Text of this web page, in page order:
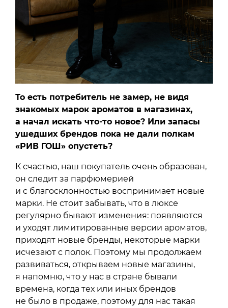
То есть потребитель не замер, не видя
знакомых марок ароматов в магазинах,
а начал искать что-то новое? Или запасы
ушедших брендов пока не дали полкам
«РИВ ГОШ» опустеть?
К счастью, наш покупатель очень образован,
он следит за парфюмерией
и с благосклонностью воспринимает новые
марки. Не стоит забывать, что в люксе
регулярно бывают изменения: появляются
и уходят лимитированные версии ароматов,
приходят новые бренды, некоторые марки
исчезают с полок. Поэтому мы продолжаем
развиваться, открываем новые магазины,
я напомню, что у нас в стране бывали
времена, когда тех или иных брендов
не было в продаже, поэтому для нас такая